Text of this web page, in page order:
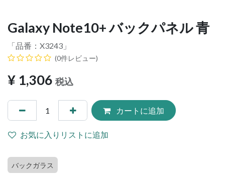
Galaxy Note10+ バックパネル 青
「品番： X3243 」
(0件レビュー)
¥ 1,306 税込
カートに追加
お気に入りリストに追加
バックガラス